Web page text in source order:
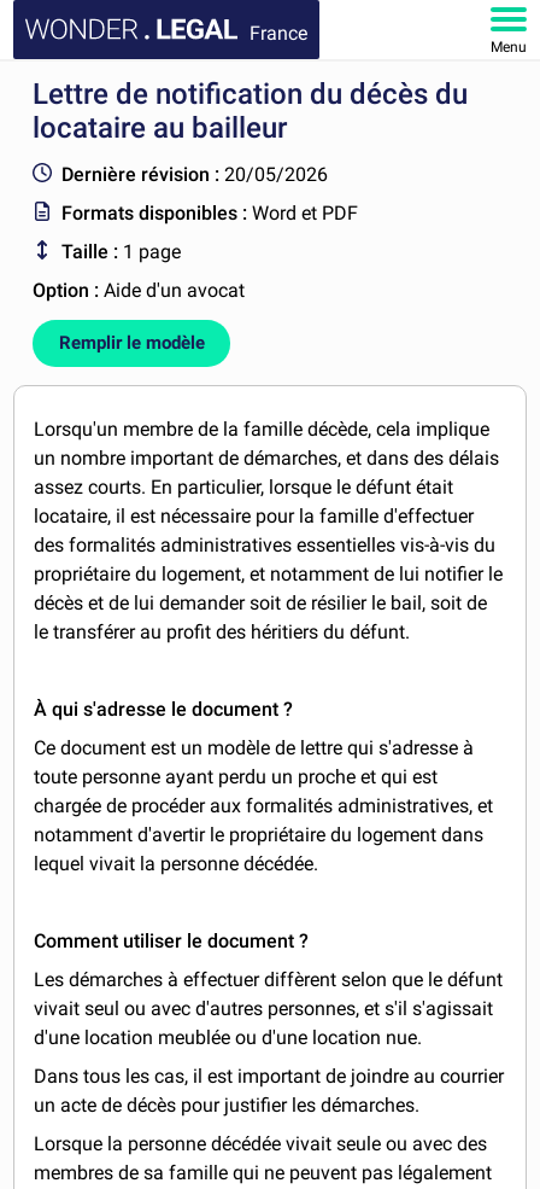
France
Menu
ACCUEIL
FAQ
MON COMPTE
Lettre de notification du décès du
locataire au bailleur
Dernière révision : 20/05/2026
Formats disponibles :Word et PDF
Taille : 1 page
Option :Aide d'un avocat
Remplir le modèle
Lorsqu'un membre de la famille décède, cela implique
un nombre important de démarches, et dans des délais
assez courts. En particulier, lorsque le défunt était
locataire, il est nécessaire pour la famille d'effectuer
des formalités administratives essentielles vis-à-vis du
propriétaire du logement, et notamment de lui notifier le
décès et de lui demander soit de résilier le bail, soit de
le transférer au profit des héritiers du défunt.
À qui s'adresse le document ?
Ce document est un modèle de lettre qui s'adresse à
toute personne ayant perdu un proche et qui est
chargée de procéder aux formalités administratives, et
notamment d'avertir le propriétaire du logement dans
lequel vivait la personne décédée.
Comment utiliser le document ?
Les démarches à effectuer diffèrent selon que le défunt
vivait seul ou avec d'autres personnes, et s'il s'agissait
d'une location meublée ou d'une location nue.
Dans tous les cas, il est important de joindre au courrier
un acte de décès pour justifier les démarches.
Lorsque la personne décédée vivait seule ou avec des
membres de sa famille qui ne peuvent pas légalement